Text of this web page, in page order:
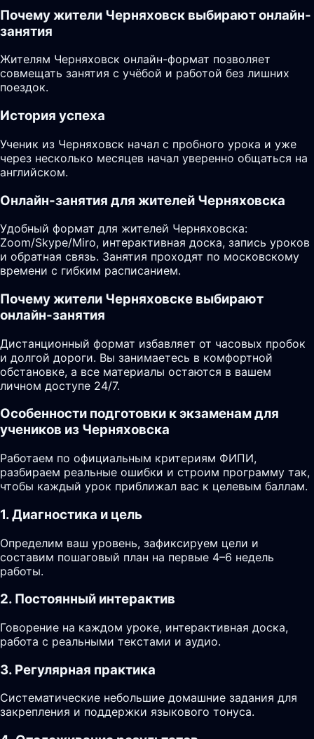
Почему жители Черняховск выбирают онлайн-
занятия
Жителям Черняховск онлайн-формат позволяет
совмещать занятия с учёбой и работой без лишних
поездок.
История успеха
Ученик из Черняховск начал с пробного урока и уже
через несколько месяцев начал уверенно общаться на
английском.
Онлайн-занятия для жителей Черняховска
Удобный формат для жителей Черняховска:
Zoom/Skype/Miro, интерактивная доска, запись уроков
и обратная связь. Занятия проходят по московскому
времени с гибким расписанием.
Почему жители Черняховске выбирают
онлайн-занятия
Дистанционный формат избавляет от часовых пробок
и долгой дороги. Вы занимаетесь в комфортной
обстановке, а все материалы остаются в вашем
личном доступе 24/7.
Особенности подготовки к экзаменам для
учеников из Черняховска
Работаем по официальным критериям ФИПИ,
разбираем реальные ошибки и строим программу так,
чтобы каждый урок приближал вас к целевым баллам.
1. Диагностика и цель
Определим ваш уровень, зафиксируем цели и
составим пошаговый план на первые 4–6 недель
работы.
2. Постоянный интерактив
Говорение на каждом уроке, интерактивная доска,
работа с реальными текстами и аудио.
3. Регулярная практика
Систематические небольшие домашние задания для
закрепления и поддержки языкового тонуса.